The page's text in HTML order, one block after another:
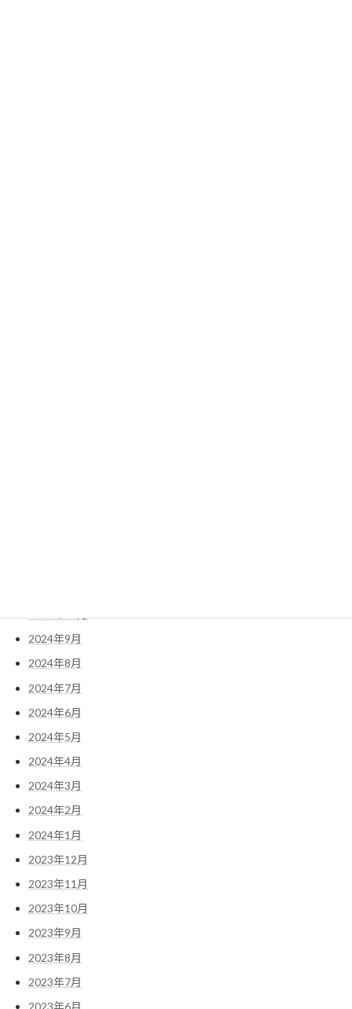
2024年9月
2024年8月
2024年7月
2024年6月
2024年5月
2024年4月
2024年3月
2024年2月
2024年1月
2023年12月
2023年11月
2023年10月
2023年9月
2023年8月
2023年7月
2023年6月